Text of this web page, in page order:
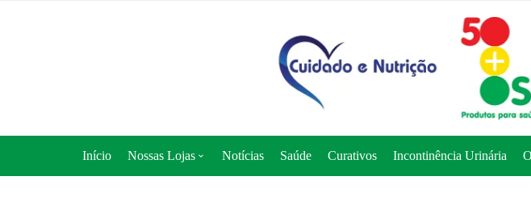
Início Nossas Lojas Notícias Saúde Curativos Incontinência Urinária